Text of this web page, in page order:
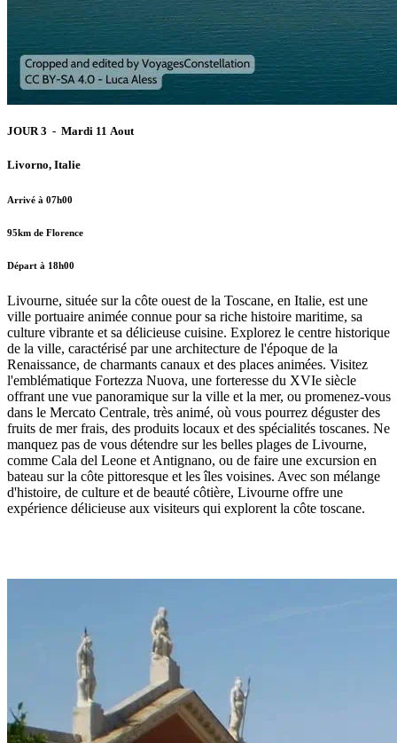
JOUR 3 - Mardi 11 Aout
Livorno, Italie
Arrivé à 07h00
95km de Florence
Départ à 18h00
Livourne, située sur la côte ouest de la Toscane, en Italie, est une
ville portuaire animée connue pour sa riche histoire maritime, sa
culture vibrante et sa délicieuse cuisine. Explorez le centre historique
de la ville, caractérisé par une architecture de l'époque de la
Renaissance, de charmants canaux et des places animées. Visitez
l'emblématique Fortezza Nuova, une forteresse du XVIe siècle
offrant une vue panoramique sur la ville et la mer, ou promenez-vous
dans le Mercato Centrale, très animé, où vous pourrez déguster des
fruits de mer frais, des produits locaux et des spécialités toscanes. Ne
manquez pas de vous détendre sur les belles plages de Livourne,
comme Cala del Leone et Antignano, ou de faire une excursion en
bateau sur la côte pittoresque et les îles voisines. Avec son mélange
d'histoire, de culture et de beauté côtière, Livourne offre une
expérience délicieuse aux visiteurs qui explorent la côte toscane.